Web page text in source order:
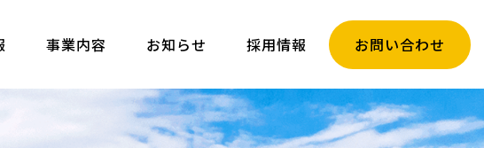
事業内容 お知らせ 採用情報 お問い合わせ